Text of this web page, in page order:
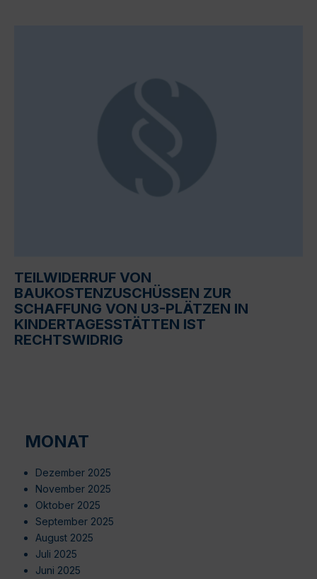
TEILWIDERRUF VON
BAUKOSTENZUSCHÜSSEN ZUR
SCHAFFUNG VON U3-PLÄTZEN IN
KINDERTAGESSTÄTTEN IST
RECHTSWIDRIG
MONAT
Dezember 2025
November 2025
Oktober 2025
September 2025
August 2025
Juli 2025
Juni 2025